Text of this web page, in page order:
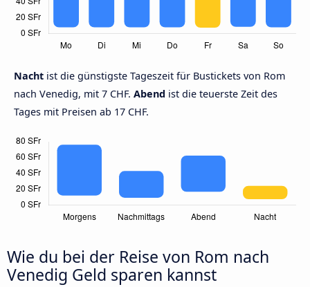
Nacht ist die günstigste Tageszeit für Bustickets von Rom
nach Venedig, mit 7 CHF. Abend ist die teuerste Zeit des
Tages mit Preisen ab 17 CHF.
Wie du bei der Reise von Rom nach
Venedig Geld sparen kannst